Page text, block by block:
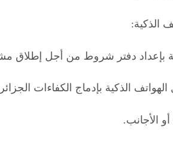
بإعداد دفتر شروط من أجل إطلاق
الذكية بإدماج الكفاءات
الأجانب.